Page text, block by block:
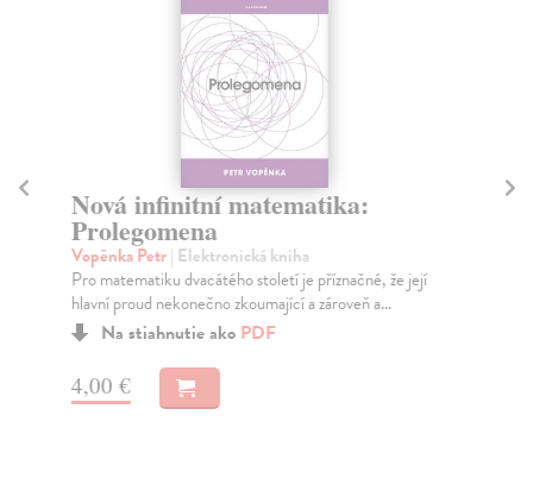
Nová infinitní matematika:
Prolegomena
Vopěnka Petr| Elektronická kniha
Pro matematiku dvacátého století je příznačné, že její
hlavní proud nekonečno zkoumající a zároveň a...
Na stiahnutie ako PDF
4,00 €